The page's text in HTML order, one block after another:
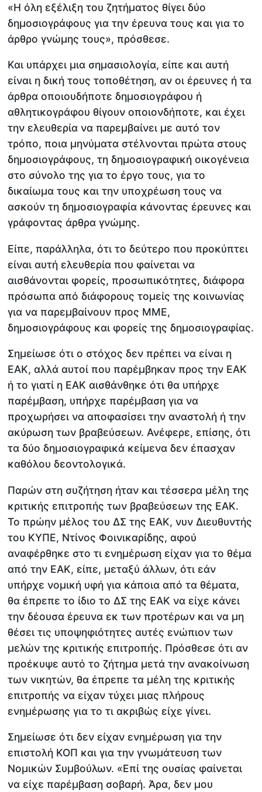
«Η όλη εξέλιξη του ζητήματος θίγει δύο
δημοσιογράφους για την έρευνα τους και για το
άρθρο γνώμης τους», πρόσθεσε.
Και υπάρχει μια σημασιολογία, είπε και αυτή
είναι η δική τους τοποθέτηση, αν οι έρευνες ή τα
άρθρα οποιουδήποτε δημοσιογράφου ή
αθλητικογράφου θίγουν οποιονδήποτε, και έχει
την ελευθερία να παρεμβαίνει με αυτό τον
τρόπο, ποια μηνύματα στέλνονται πρώτα στους
δημοσιογράφους, τη δημοσιογραφική οικογένεια
στο σύνολο της για το έργο τους, για το
δικαίωμα τους και την υποχρέωση τους να
ασκούν τη δημοσιογραφία κάνοντας έρευνες και
γράφοντας άρθρα γνώμης.
Είπε, παράλληλα, ότι το δεύτερο που προκύπτει
είναι αυτή ελευθερία που φαίνεται να
αισθάνονται φορείς, προσωπικότητες, διάφορα
πρόσωπα από διάφορους τομείς της κοινωνίας
για να παρεμβαίνουν προς ΜΜΕ,
δημοσιογράφους και φορείς της δημοσιογραφίας.
Σημείωσε ότι ο στόχος δεν πρέπει να είναι η
ΕΑΚ, αλλά αυτοί που παρέμβηκαν προς την ΕΑΚ
ή το γιατί η ΕΑΚ αισθάνθηκε ότι θα υπήρχε
παρέμβαση, υπήρχε παρέμβαση για να
προχωρήσει να αποφασίσει την αναστολή ή την
ακύρωση των βραβεύσεων. Ανέφερε, επίσης, ότι
τα δύο δημοσιογραφικά κείμενα δεν έπασχαν
καθόλου δεοντολογικά.
Παρών στη συζήτηση ήταν και τέσσερα μέλη της
κριτικής επιτροπής των βραβεύσεων της ΕΑΚ.
Το πρώην μέλος του ΔΣ της ΕΑΚ, νυν Διευθυντής
του ΚΥΠΕ, Ντίνος Φοινικαρίδης, αφού
αναφέρθηκε στο τι ενημέρωση είχαν για το θέμα
από την ΕΑΚ, είπε, μεταξύ άλλων, ότι εάν
υπήρχε νομική υφή για κάποια από τα θέματα,
θα έπρεπε το ίδιο το ΔΣ της ΕΑΚ να είχε κάνει
την δέουσα έρευνα εκ των προτέρων και να μη
θέσει τις υποψηφιότητες αυτές ενώπιον των
μελών της κριτικής επιτροπής. Πρόσθεσε ότι αν
προέκυψε αυτό το ζήτημα μετά την ανακοίνωση
των νικητών, θα έπρεπε τα μέλη της κριτικής
επιτροπής να είχαν τύχει μιας πλήρους
ενημέρωσης για το τι ακριβώς είχε γίνει.
Σημείωσε ότι δεν είχαν ενημέρωση για την
επιστολή ΚΟΠ και για την γνωμάτευση των
Νομικών Συμβούλων. «Επί της ουσίας φαίνεται
να είχε παρέμβαση σοβαρή. Άρα, δεν μου